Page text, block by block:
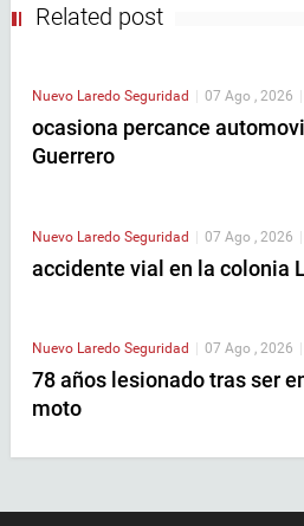
Related post
Nuevo Laredo Seguridad 07 Ago , 2026
ocasiona percance
Guerrero
Nuevo Laredo Seguridad | 07 Ago , 2026 |
accidente vial en la colonia
Nuevo Laredo Seguridad 07 Ago , 2026
78 años lesionado tras ser
moto